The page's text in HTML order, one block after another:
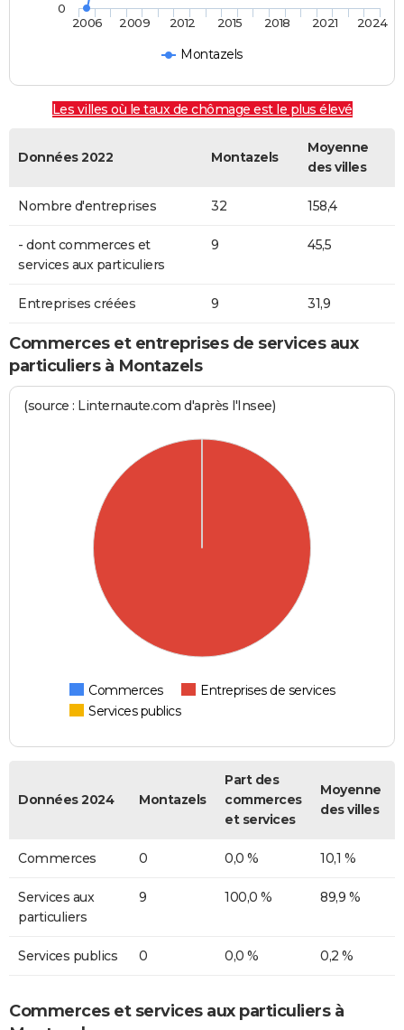
Montazels
2006 2009 2012 2015 2018 2021 2024
0
Les villes où le taux de chômage est le plus élevé
Données 2022 Montazels
Moyenne
des villes
Nombre d'entreprises 32 158,4
- dont commerces et
services aux particuliers
9 45,5
Entreprises créées 9 31,9
Commerces et entreprises de services aux
particuliers à Montazels
(source : Linternaute.com d'après l'Insee)
Commerces
Entreprises de services
Services publics
Données 2024 Montazels
Part des
commerces
et services
Moyenne
des villes
Commerces 0 0,0 % 10,1 %
Services aux
particuliers
9 100,0 % 89,9 %
Services publics 0 0,0 % 0,2 %
Commerces et services aux particuliers à